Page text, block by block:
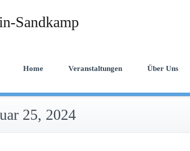
Home Veranstaltungen Über Uns
25, 2024